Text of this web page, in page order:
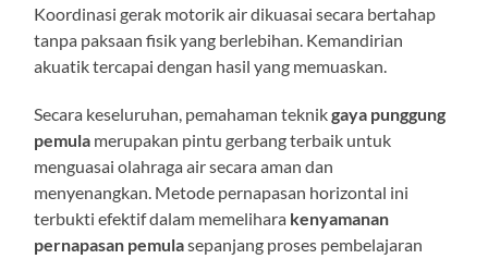
Koordinasi gerak motorik air dikuasai secara bertahap
tanpa paksaan fisik yang berlebihan. Kemandirian
akuatik tercapai dengan hasil yang memuaskan.
Secara keseluruhan, pemahaman teknikgaya punggung
pemula merupakan pintu gerbang terbaik untuk
menguasai olahraga air secara aman dan
menyenangkan. Metode pernapasan horizontal ini
terbukti efektif dalam memelihara kenyamanan
pernapasan pemulasepanjang proses pembelajaran